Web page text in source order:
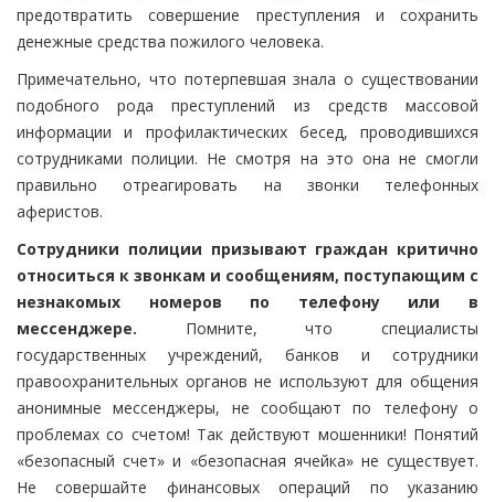
предотвратить совершение преступления и сохранить
денежные средства пожилого человека.
Примечательно, что потерпевшая знала о существовании
подобного рода преступлений из средств массовой
информации и профилактических бесед, проводившихся
сотрудниками полиции. Не смотря на это она не смогли
правильно отреагировать на звонки телефонных
аферистов.
Сотрудники полиции призывают граждан критично
относиться к звонкам и сообщениям, поступающим с
незнакомых номеров по телефону или в
мессенджере. Помните, что специалисты
государственных учреждений, банков и сотрудники
правоохранительных органов не используют для общения
анонимные мессенджеры, не сообщают по телефону о
проблемах со счетом! Так действуют мошенники! Понятий
«безопасный счет» и «безопасная ячейка» не существует.
Не совершайте финансовых операций по указанию